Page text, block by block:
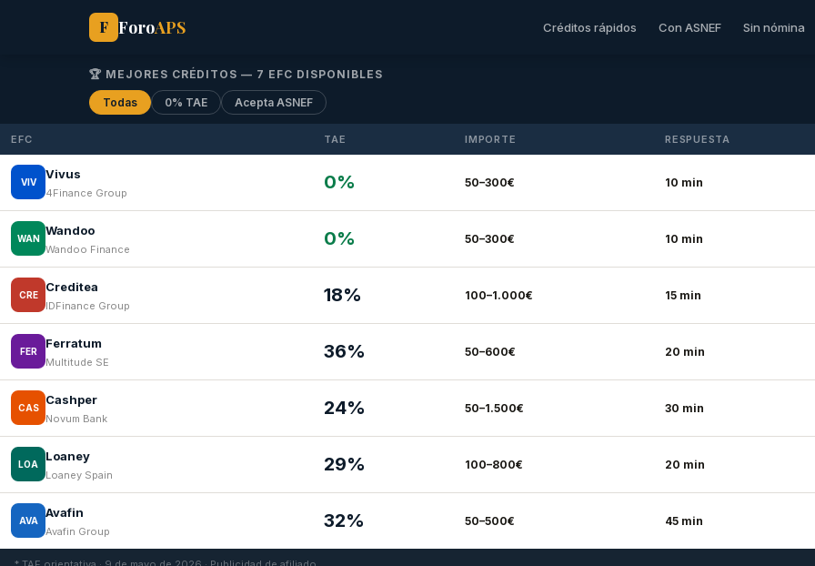
F ForoAPS Créditos rápidos Con ASNEF Sin nómina
🏆 MEJORES CRÉDITOS — 7 EFC DISPONIBLES
Todas 0% TAE Acepta ASNEF
EFC TAE IMPORTE RESPUESTA
VIV
Vivus
4Finance Group 0% 50–300€ 10 min
WAN
Wandoo
Wandoo Finance 0% 50–300€ 10 min
CRE
Creditea
IDFinance Group 18% 100–1.000€ 15 min
FER
Ferratum
Multitude SE 36% 50–600€ 20 min
CAS
Cashper
Novum Bank 24% 50–1.500€ 30 min
LOA
Loaney
Loaney Spain 29% 100–800€ 20 min
AVA
Avafin
Avafin Group 32% 50–500€ 45 min